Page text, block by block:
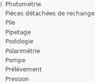
Photométrie
Pièces détachées de rechange
Pile
Pipetage
Podologie
Polarimétrie
Pompe
Prélèvement
Pression